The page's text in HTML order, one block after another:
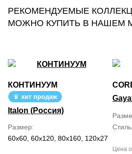
РЕКОМЕНДУЕМЫЕ
МОЖНО КУПИТЬ В НАШЕМ
КОНТИНУУМ
хит продаж
Italon (Россия)
Размер
60x60, 60x120, 80x160, 120x278
Стиль
Цена